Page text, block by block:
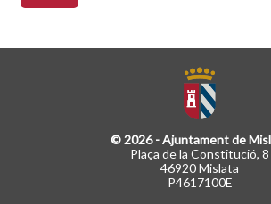
© 2026 - Ajuntament de
Plaça de la Constitució, 8
46920 Mislata
P4617100E